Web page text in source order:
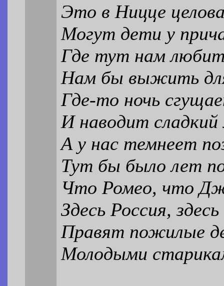
Это в Ницце
Могут дети у
Где тут нам
Нам бы выжить
Где-то ночь
И наводит сладкий
А у нас темнеет
Тут бы было лет
Что Ромео, что
Здесь Россия,
Правят пожилые
Молодыми